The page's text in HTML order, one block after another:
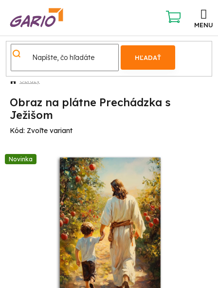
obsah
HĽADAŤ
NÁKUPNÝ
KOŠÍK
Obrazy
Obraz na plátne Prechádzka s
Ježišom
Kód: Zvoľte variant
Novinka